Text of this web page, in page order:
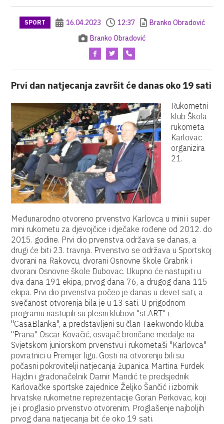
SPORT 16.04.2023 12:37
Branko Obradović
Branko Obradović
Prvi dan natjecanja završit će danas oko 19 sati
Rukometni
klub Škola
rukometa
Karlovac
organizira
21.
Međunarodno otvoreno prvenstvo Karlovca u mini i super
mini rukometu za djevojčice i dječake rođene od 2012. do
2015. godine. Prvi dio prvenstva održava se danas, a
drugi će biti 23. travnja. Prvenstvo se održava u Sportskoj
dvorani na Rakovcu, dvorani Osnovne škole Grabrik i
dvorani Osnovne škole Dubovac. Ukupno će nastupiti u
dva dana 191 ekipa, prvog dana 76, a drugog dana 115
ekipa. Prvi dio prvenstva počeo je danas u devet sati, a
svečanost otvorenja bila je u 13 sati. U prigodnom
programu nastupili su plesni klubovi "st.ART" i
"CasaBlanka", a predstavljeni su član Taekwondo kluba
"Prana" Oscar Kovačić, osvajač brončane medalje na
Svjetskom juniorskom prvenstvu i rukometaši "Karlovca"
povratnici u Premijer ligu. Gosti na otvorenju bili su
počasni pokrovitelji natjecanja županica Martina Furdek
Hajdin i gradonačelnik Damir Mandić te predsjednik
Karlovačke sportske zajednice Željko Šančić i izbornik
hrvatske rukometne reprezentacije Goran Perkovac, koji
je i proglasio prvenstvo otvorenim. Proglašenje najboljih
prvog dana natjecanja bit će oko 19 sati.